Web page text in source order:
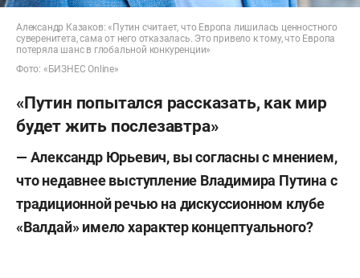
Александр Казаков: «Путин считает, что Европа лишилась ценностного
суверенитета, сама от него отказалась. Это привело к тому, что Европа
потеряла шанс в глобальной конкуренции»
Фото: «БИЗНЕС Online»
«Путин попытался рассказать, как мир
будет жить послезавтра»
— Александр Юрьевич, вы согласны с мнением,
что недавнее выступление Владимира Путина с
традиционной речью на дискуссионном клубе
«Валдай» имело характер концептуального?